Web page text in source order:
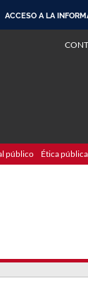
ACCESO A LA
público Ética pública